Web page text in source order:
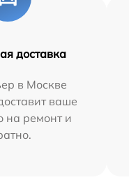
доставка
в Москве
ваше
на ремонт и